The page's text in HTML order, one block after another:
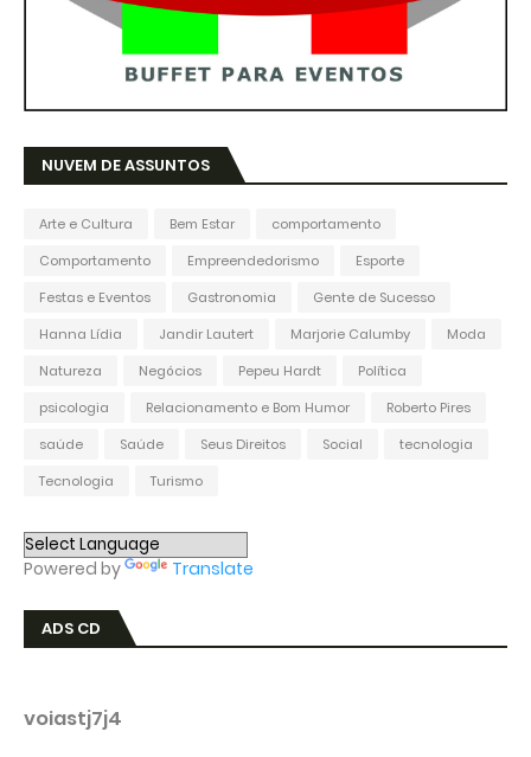
NUVEM DE ASSUNTOS
Arte e Cultura Bem Estar
comportamento
Comportamento
Empreendedorismo
Esporte
Festas e Eventos
Gastronomia
Gente de Sucesso
Hanna Lídia
Jandir Lautert Marjorie Calumby
Moda
Natureza
Negócios Pepeu Hardt
Política
psicologia
Relacionamento e Bom Humor
Roberto Pires
saúde
Saúde Seus Direitos Social
tecnologia
Tecnologia
Turismo
Powered by Translate
ADS CD
voiastj7j4